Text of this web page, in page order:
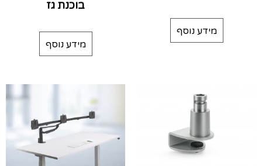
מידע נוסף
בוכנת גז
מידע נוסף